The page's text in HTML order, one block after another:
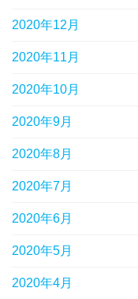
2020年12月
2020年11月
2020年10月
2020年9月
2020年8月
2020年7月
2020年6月
2020年5月
2020年4月